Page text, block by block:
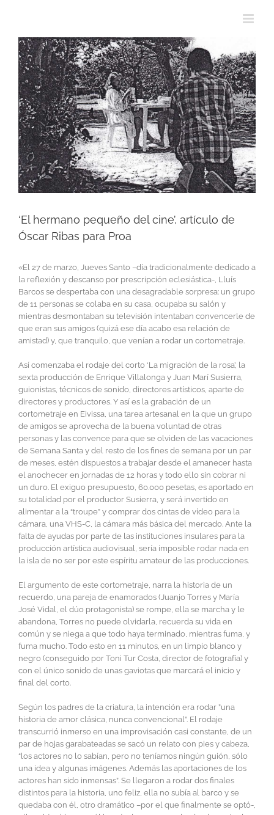
View
Larger
Image
‘El hermano pequeño del cine’, artículo de
Óscar Ribas para Proa
«El 27 de marzo, Jueves Santo –día tradicionalmente dedicado a
la reflexión y descanso por prescripción eclesiástica-, Lluís
Barcos se despertaba con una desagradable sorpresa: un grupo
de 11 personas se colaba en su casa, ocupaba su salón y
mientras desmontaban su televisión intentaban convencerle de
que eran sus amigos (quizá ese día acabo esa relación de
amistad) y, que tranquilo, que venían a rodar un cortometraje.
Así comenzaba el rodaje del corto ‘La migración de la rosa’, la
sexta producción de Enrique Villalonga y Juan Marí Susierra,
guionistas, técnicos de sonido, directores artísticos, aparte de
directores y productores. Y así es la grabación de un
cortometraje en Eivissa, una tarea artesanal en la que un grupo
de amigos se aprovecha de la buena voluntad de otras
personas y las convence para que se olviden de las vacaciones
de Semana Santa y del resto de los fines de semana por un par
de meses, estén dispuestos a trabajar desde el amanecer hasta
el anochecer en jornadas de 12 horas y todo ello sin cobrar ni
un duro. El exiguo presupuesto, 60.000 pesetas, es aportado en
su totalidad por el productor Susierra, y será invertido en
alimentar a la “troupe” y comprar dos cintas de vídeo para la
cámara, una VHS-C, la cámara más básica del mercado. Ante la
falta de ayudas por parte de las instituciones insulares para la
producción artística audiovisual, sería imposible rodar nada en
la isla de no ser por este espíritu amateur de las producciones.
El argumento de este cortometraje, narra la historia de un
recuerdo, una pareja de enamorados (Juanjo Torres y María
José Vidal, el dúo protagonista) se rompe, ella se marcha y le
abandona, Torres no puede olvidarla, recuerda su vida en
común y se niega a que todo haya terminado, mientras fuma, y
fuma mucho. Todo esto en 11 minutos, en un limpio blanco y
negro (conseguido por Toni Tur Costa, director de fotografía) y
con el único sonido de unas gaviotas que marcará el inicio y
final del corto.
Según los padres de la criatura, la intención era rodar ”una
historia de amor clásica, nunca convencional”. El rodaje
transcurrió inmerso en una improvisación casi constante, de un
par de hojas garabateadas se sacó un relato con pies y cabeza,
“los actores no lo sabían, pero no teníamos ningún guión, sólo
una idea y algunas imágenes. Además las aportaciones de los
actores han sido inmensas”. Se llegaron a rodar dos finales
distintos para la historia, uno feliz, ella no subía al barco y se
quedaba con él, otro dramático –por el que finalmente se optó-,